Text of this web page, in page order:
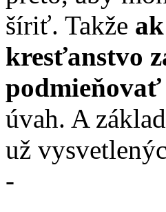
šíriť. Takže
kresťanstvo
úvah. A
už
-